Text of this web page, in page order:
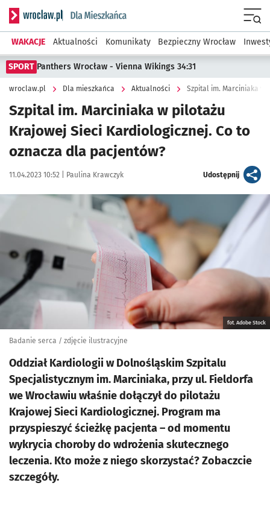
Serwis informacyjny wroclaw.pl podserwis: Dla mieszkańca
WAKACJE Aktualności Komunikaty Bezpieczny Wrocław
SPORT Panthers Wrocław - Vienna Wikings 34:31
wroclaw.pl Dla mieszkańca Aktualności
Szpital im. Marciniaka w pilotażu
Krajowej Sieci Kardiologicznej. Co to
oznacza dla pacjentów?
Data publikacji:
11.04.2023 10:52 | Autor:
Paulina Krawczyk Udostępnijartykuł
Kliknij, aby powiększyć
fot. Adobe Stock
Badanie serca / zdjęcie ilustracyjne
Oddział Kardiologii w Dolnośląskim Szpitalu
Specjalistycznym im. Marciniaka, przy ul. Fieldorfa
we Wrocławiu właśnie dołączył do pilotażu
Krajowej Sieci Kardiologicznej. Program ma
przyspieszyć ścieżkę pacjenta – od momentu
wykrycia choroby do wdrożenia skutecznego
leczenia. Kto może z niego skorzystać? Zobaczcie
szczegóły.